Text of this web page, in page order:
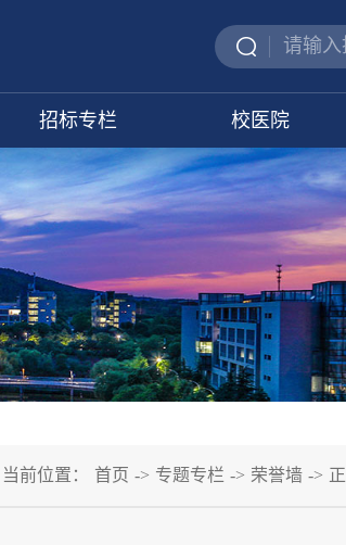
招标专栏 校医院
当前位置： 首页 -> 专题专栏 -> 荣誉墙 ->